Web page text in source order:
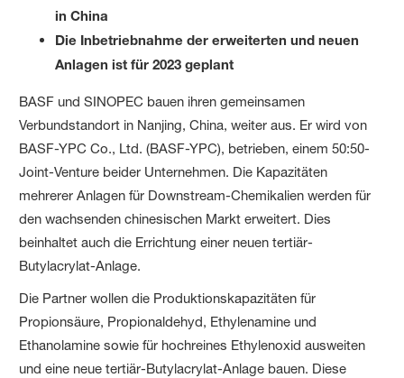
in China
Die Inbetriebnahme der erweiterten und neuen
Anlagen ist für 2023 geplant
BASF und SINOPEC bauen ihren gemeinsamen
Verbundstandort in Nanjing, China, weiter aus. Er wird von
BASF-YPC Co., Ltd. (BASF-YPC), betrieben, einem 50:50-
Joint-Venture beider Unternehmen. Die Kapazitäten
mehrerer Anlagen für Downstream-Chemikalien werden für
den wachsenden chinesischen Markt erweitert. Dies
beinhaltet auch die Errichtung einer neuen tertiär-
Butylacrylat-Anlage.
Die Partner wollen die Produktionskapazitäten für
Propionsäure, Propionaldehyd, Ethylenamine und
Ethanolamine sowie für hochreines Ethylenoxid ausweiten
und eine neue tertiär-Butylacrylat-Anlage bauen. Diese